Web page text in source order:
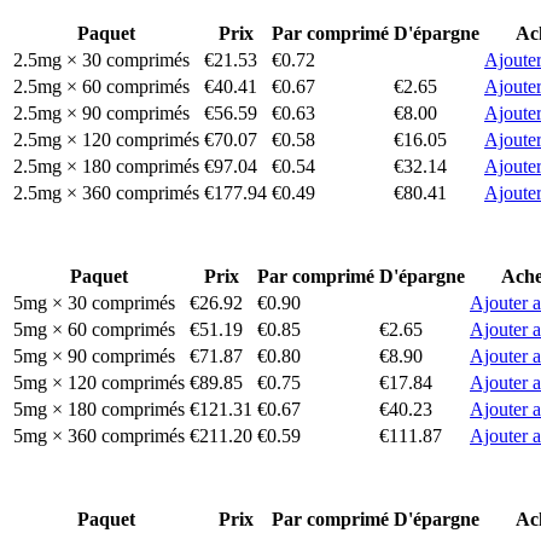
Paquet Prix Par comprimé D'épargne
2.5mg × 30 comprimés
€21.53 €0.72
2.5mg × 60 comprimés
€40.41 €0.67 €2.65
2.5mg × 90 comprimés
€56.59 €0.63 €8.00
2.5mg × 120 comprimés €70.07 €0.58 €16.05
2.5mg × 180 comprimés €97.04 €0.54 €32.14
2.5mg × 360 comprimés €177.94 €0.49 €80.41
Paquet Prix Par comprimé D'épargne
5mg × 30 comprimés
€26.92 €0.90
Ajouter
5mg × 60 comprimés
€51.19 €0.85 €2.65
Ajouter
5mg × 90 comprimés
€71.87 €0.80 €8.90
Ajouter
5mg × 120 comprimés €89.85 €0.75 €17.84
Ajouter
5mg × 180 comprimés €121.31 €0.67 €40.23
Ajouter
5mg × 360 comprimés €211.20 €0.59 €111.87 Ajouter
Paquet Prix Par comprimé D'épargne